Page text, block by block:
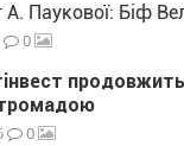
А. Паукової: Біф
0
0